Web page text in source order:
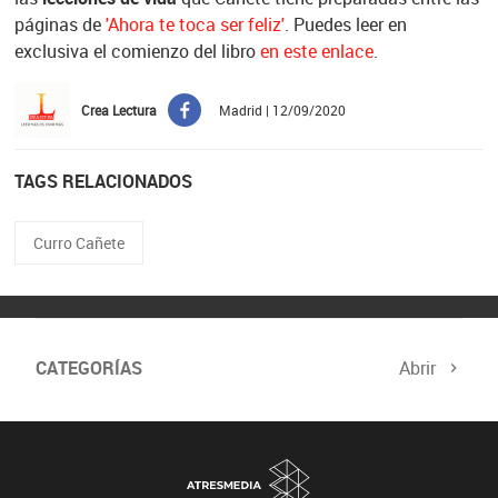
páginas de'Ahora te toca ser feliz'. Puedes leer en
exclusiva el comienzo del libroen este enlace.
Crea Lectura Madrid | 12/09/2020
TAGS RELACIONADOS
Curro Cañete
CATEGORÍAS Abrir